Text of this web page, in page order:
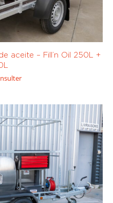
Queroseno /
JetA1(0)
más de 10.000
calor
volumétrica
(0)
Bomba
aceite – Fill’n Oil 250L +